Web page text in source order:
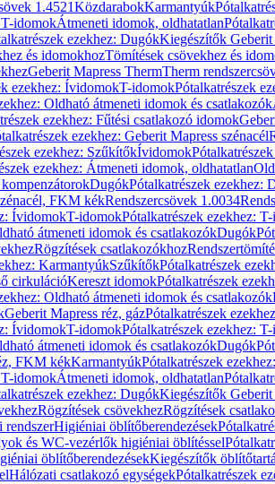
1.4521KözdarabokKarmantyúk
T-idomokÁtmeneti idomok, oldhatatlan
ezekhez: DugókKiegészítők Geberit
és idomokhozTömítések csövekhez és
Geberit Mapress ThermTherm
ezekhez: ÍvidomokT-idomokPótalkatrészek
Oldható átmeneti idomok és csatlakozók
ezekhez: Fűtési csatlakozó idomok
ezekhez: Geberit Mapress szénacél
ezekhez: SzűkítőkÍvidomok
ezekhez: Átmeneti idomok, oldhatatlan
DugókPótalkatrészek ezekhez:
FKM kékRendszercsövek 1.0034
ÍvidomokT-idomokPótalkatrészek ezekhez:
átmeneti idomok és csatlakozókDugók
Rögzítések csatlakozókhoz
KarmantyúkSzűkítőkPótalkatrészek
cirkulációKereszt idomokPótalkatrészek
Oldható átmeneti idomok és csatlakozók
Geberit Mapress réz, gázPótalkatrészek
ÍvidomokT-idomokPótalkatrészek ezekhez:
átmeneti idomok és csatlakozókDugók
FKM kékKarmantyúkPótalkatrészek
T-idomokÁtmeneti idomok, oldhatatlan
ezekhez: DugókKiegészítők Geberit
Rögzítések csövekhezRögzítések
rendszerHigiéniai öblítőberendezések
és WC-vezérlők higiéniai öblítéssel
öblítőberendezésekKiegészítők
Hálózati csatlakozó egységekPótalkatrészek